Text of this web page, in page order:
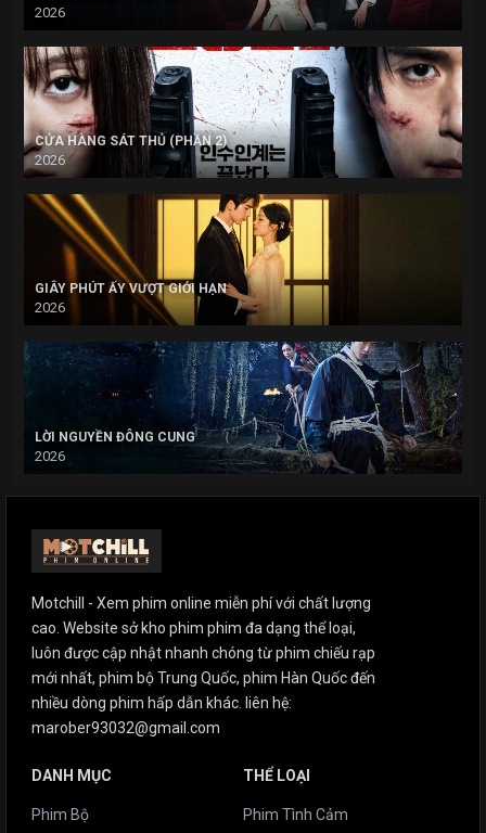
2026
CỬA HÀNG SÁT THỦ (PHẦN 2)
2026
GIÂY PHÚT ẤY VƯỢT GIỚI HẠN
2026
LỜI NGUYỀN ĐÔNG CUNG
2026
Motchill - Xem phim online miễn phí với chất lượng
cao. Website sở kho phim phim đa dạng thể loại,
luôn được cập nhật nhanh chóng từ phim chiếu rạp
mới nhất, phim bộ Trung Quốc, phim Hàn Quốc đến
nhiều dòng phim hấp dẫn khác. liên hệ:
marober93032@gmail.com
DANH MỤC
Phim Bộ
THỂ LOẠI
Phim Tình Cảm